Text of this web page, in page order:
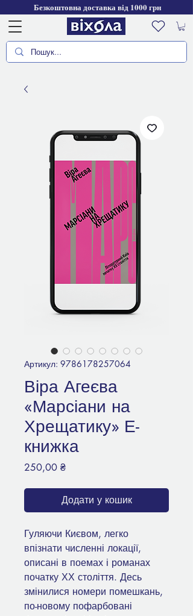
Безкоштовна доставка від 1000 грн
Артикул: 9786178257064
Віра Агеєва
«Марсіани на
Хрещатику» Е-
книжка
250,00 ₴Ціна
Додати у кошик
Гуляючи Києвом, легко
впізнати численні локації,
описані в поемах і романах
початку ХХ століття. Десь
змінилися номери помешкань,
по-новому пофарбовані